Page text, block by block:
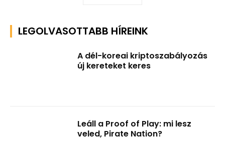
LEGOLVASOTTABB HÍREINK
A dél-koreai kriptoszabályozás
új kereteket keres
Leáll a Proof of Play: mi lesz
veled, Pirate Nation?